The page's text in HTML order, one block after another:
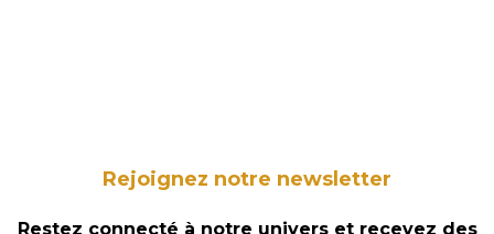
Rejoignez notre newsletter
Restez connecté à notre univers et recevez des